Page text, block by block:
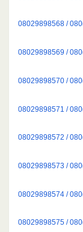
08029898568 /
08029898569 /
08029898570 /
08029898571 /
08029898572 /
08029898573 /
08029898574 /
08029898575 /